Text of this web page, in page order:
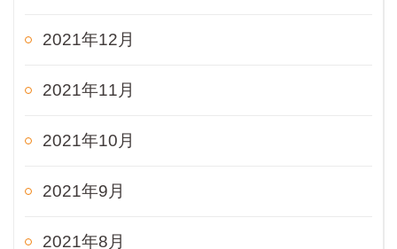
2021年12月
2021年11月
2021年10月
2021年9月
2021年8月